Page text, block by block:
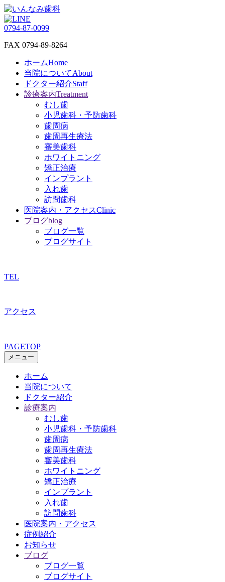
0794-87-0099
FAX 0794-89-8264
ホームHome
当院についてAbout
ドクター紹介Staff
診療案内Treatment
むし歯
小児歯科・予防歯科
歯周病
歯周再生療法
審美歯科
ホワイトニング
矯正治療
インプラント
入れ歯
訪問歯科
医院案内・アクセスClinic
ブログblog
ブログ一覧
ブログサイト
TEL
アクセス
PAGETOP
メニュー
ホーム
当院について
ドクター紹介
診療案内
むし歯
小児歯科・予防歯科
歯周病
歯周再生療法
審美歯科
ホワイトニング
矯正治療
インプラント
入れ歯
訪問歯科
医院案内・アクセス
症例紹介
お知らせ
ブログ
ブログ一覧
ブログサイト